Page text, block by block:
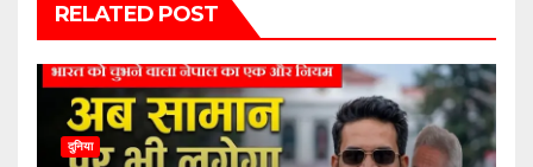
RELATED POST
दुनिया